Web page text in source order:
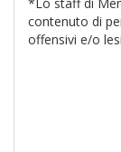
contenuto di
offensivi e/o